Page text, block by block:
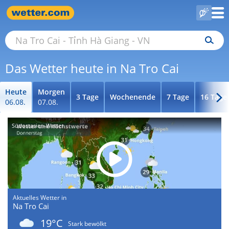
Das Wetter heute in Na Tro Cai
Heute
06.08.
Morgen
07.08.
3 Tage Wochenende 7 Tage 16 Tage
Südostasien-Wetter
Aktuelles Wetter in
Na Tro Cai
19°C
Stark bewölkt